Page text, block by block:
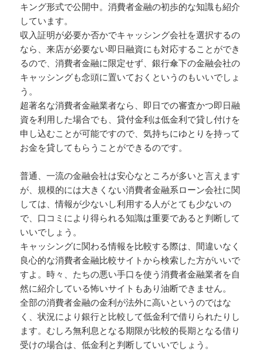
キング形式で公開中。消費者金融の初歩的な知識も紹介
しています。
収入証明が必要か否かでキャッシング会社を選択するの
なら、来店が必要ない即日融資にも対応することができ
るので、消費者金融に限定せず、銀行傘下の金融会社の
キャッシングも念頭に置いておくというのもいいでしょ
う。
超著名な消費者金融業者なら、即日での審査かつ即日融
資を利用した場合でも、貸付金利は低金利で貸し付けを
申し込むことが可能ですので、気持ちにゆとりを持って
お金を貸してもらうことができるのです。
普通、一流の金融会社は安心なところが多いと言えます
が、規模的には大きくない消費者金融系ローン会社に関
しては、情報が少ないし利用する人がとても少ないの
で、口コミにより得られる知識は重要であると判断して
いいでしょう。
キャッシングに関わる情報を比較する際は、間違いなく
良心的な消費者金融比較サイトから検索した方がいいで
すよ。時々、たちの悪い手口を使う消費者金融業者を自
然に紹介している怖いサイトもあり油断できません。
全部の消費者金融の金利が法外に高いというのではな
く、状況により銀行と比較して低金利で借りられたりし
ます。むしろ無利息となる期限が比較的長期となる借り
受けの場合は、低金利と判断していいでしょう。